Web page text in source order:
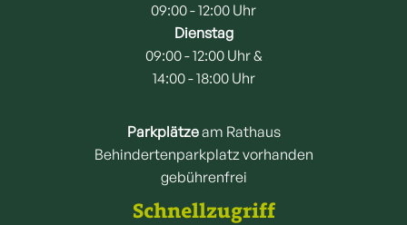
09:00 - 12:00 Uhr
Dienstag
09:00 - 12:00 Uhr &
14:00 - 18:00 Uhr
Parkplätzeam Rathaus
Behindertenparkplatz vorhanden
gebührenfrei
Schnellzugriff